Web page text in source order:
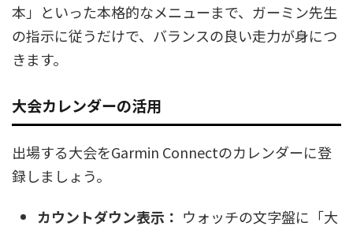
本」といった本格的なメニューまで、ガーミン先生
の指示に従うだけで、バランスの良い走力が身につ
きます。
大会カレンダーの活用
出場する大会をGarmin Connectのカレンダーに登
録しましょう。
カウントダウン表示： ウォッチの文字盤に「大